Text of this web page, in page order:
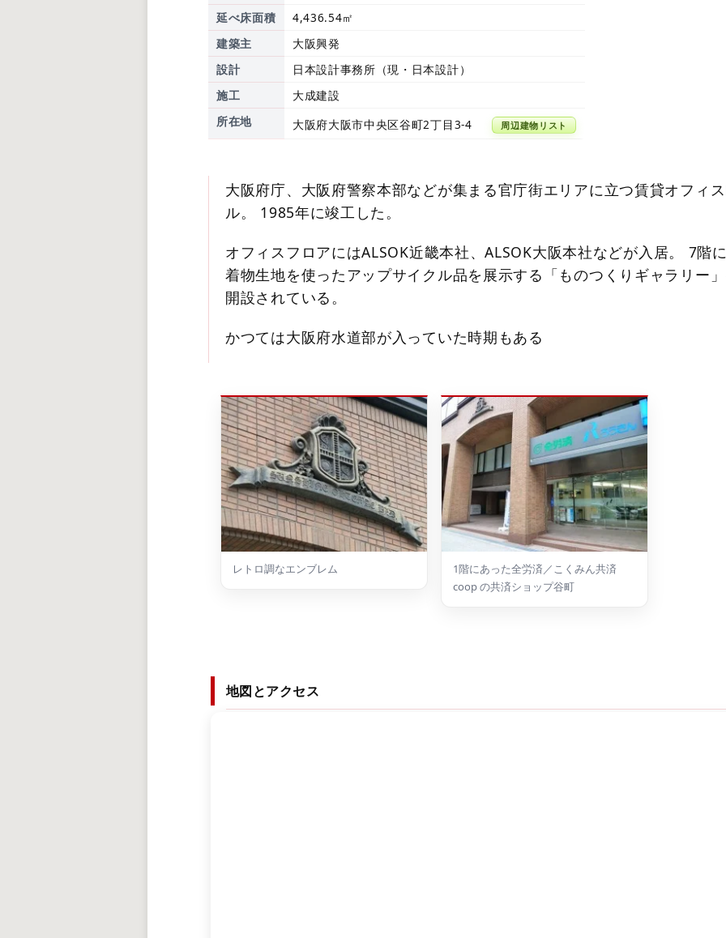
延べ床面積
4,436.54㎡
建築主
大阪興発
設計
日本設計事務所（現・日本設計）
施工
大成建設
所在地
大阪府大阪市中央区谷町2丁目3-4 周辺建物リスト
大阪府庁、大阪府警察本部などが集まる官庁街エリアに立つ賃貸オフィ
ル。 1985年に竣工した。
オフィスフロアにはALSOK近畿本社、ALSOK大阪本社などが入居。 7階
着物生地を使ったアップサイクル品を展示する「ものつくりギャラリー」
開設されている。
かつては大阪府水道部が入っていた時期もある
レトロ調なエンブレム
1階にあった全労済／こくみん共済
coop の共済ショップ谷町
地図とアクセス